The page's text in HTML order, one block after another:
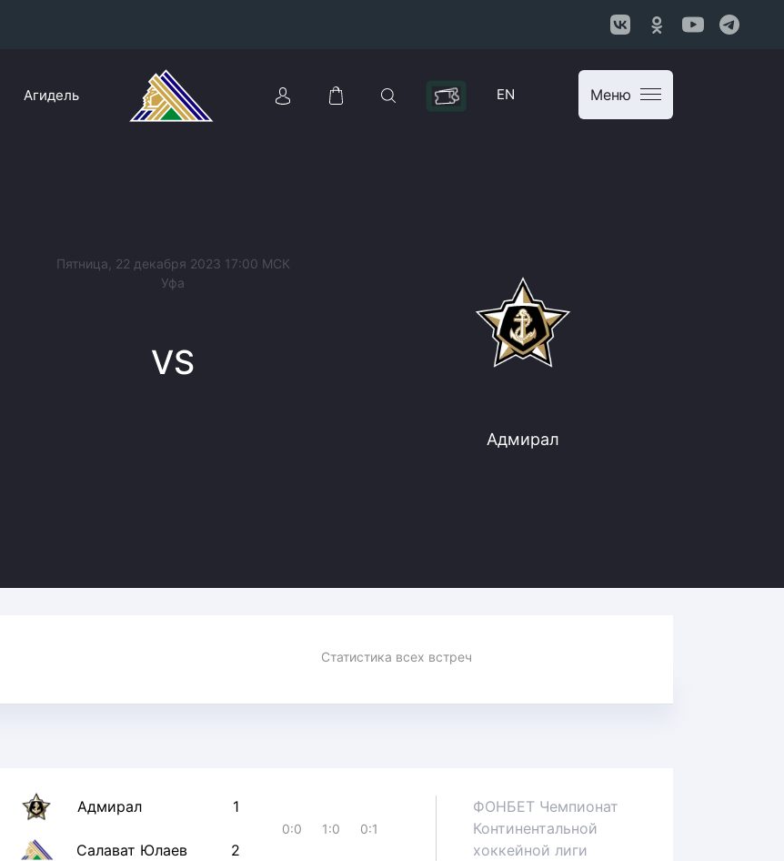
Конференция «Восток»
Агидель EN Меню
Пятница, 22 декабря 2023 17:00 МСК
Уфа
VS
Адмирал
Статистика всех встреч
Адмирал 1
Салават Юлаев 2
0:0 1:0 0:1
ФОНБЕТ Чемпионат
Континентальной
хоккейной лиги